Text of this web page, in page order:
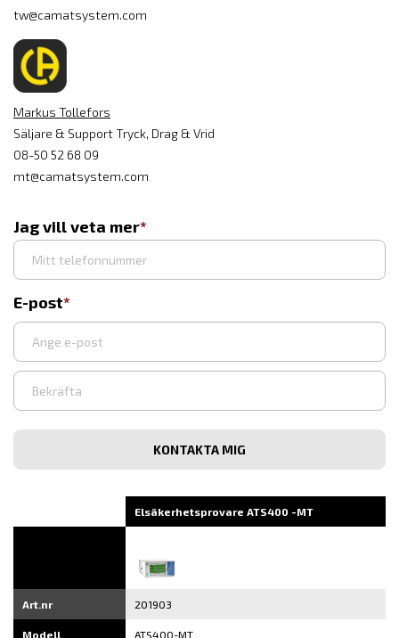
tw@camatsystem.com
Markus Tollefors
Säljare & Support Tryck, Drag & Vrid
08-50 52 68 09
mt@camatsystem.com
Jag vill veta mer
E-post
Ange
e-
Bekräfta
post
Elsäkerhetsprovare ATS400 -MT
Art.nr 201903
Modell ATS400-MT